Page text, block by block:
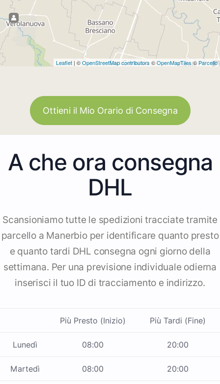
Leaflet | ©OpenStreetMap contributors ©OpenMapTiles© Parcello
Ottieni il Mio Orario di Consegna
A che ora consegna
DHL
Scansioniamo tutte le spedizioni tracciate tramite
parcello a Manerbio per identificare quanto presto
e quanto tardi DHL consegna ogni giorno della
settimana. Per una previsione individuale odierna
inserisci il tuo ID di tracciamento e indirizzo.
Più Presto (Inizio) Più Tardi (Fine)
Lunedì 08:00 20:00
Martedì 08:00 20:00